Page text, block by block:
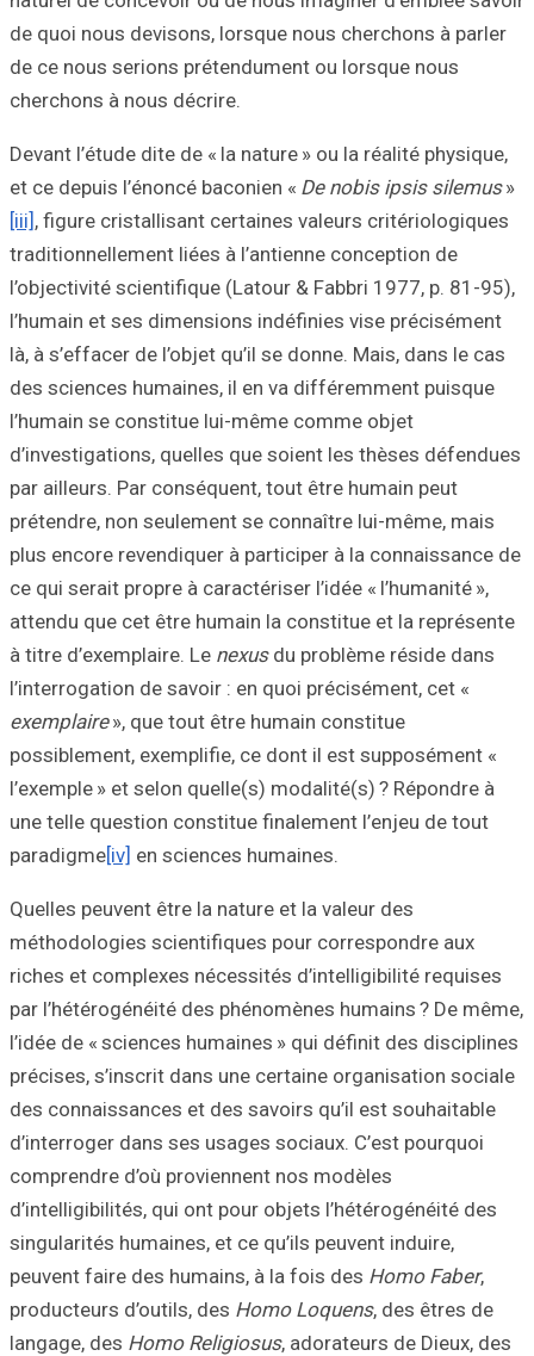
de quoi nous
de ce nous
Devant l’étude
et ce depuis
[iii], figure
l’objectivité
l’humain et ses
là, à s’effacer
des sciences
l’humain se
par ailleurs. Par
prétendre, non
plus encore
ce qui serait
attendu que cet
à titre
l’interrogation
exemplaire
possiblement,
l’exemple » et
une telle
Quelles peuvent
méthodologies
riches et
par
l’idée de «
précises,
des
d’interroger
comprendre
d’intelligibilités,
singularités
peuvent faire
producteurs
langage, des